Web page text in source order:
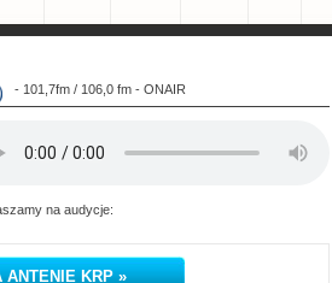
- 101,7fm / 106,0 fm - ONAIR
na audycje:
ANTENIE KRP »